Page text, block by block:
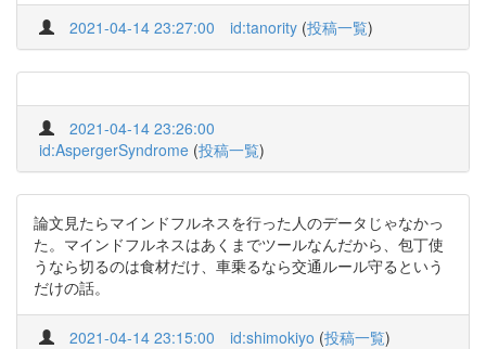
2021-04-14 23:27:00 id:tanority (投稿一覧)
2021-04-14 23:26:00
id:AspergerSyndrome (投稿一覧)
論文見たらマインドフルネスを行った人のデータじゃなかっ
た。マインドフルネスはあくまでツールなんだから、包丁使
うなら切るのは食材だけ、車乗るなら交通ルール守るという
だけの話。
2021-04-14 23:15:00 id:shimokiyo (投稿一覧)